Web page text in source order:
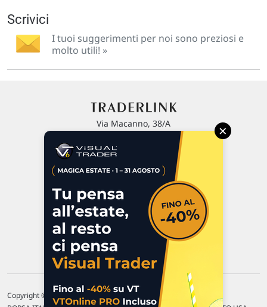
Scrivici
I tuoi suggerimenti per noi sono preziosi e
molto utili! »
Via Macanno, 38/A
P.IVA 02 452 460 401
Commenti e segnalazioni
Contattaci
Copyright © 1996-2026 Traderlink Italia s.r.l.
×